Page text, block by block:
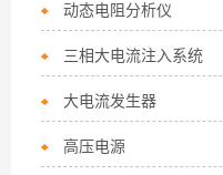
动态电阻分析仪
三相大电流注入系统
大电流发生器
高压电源